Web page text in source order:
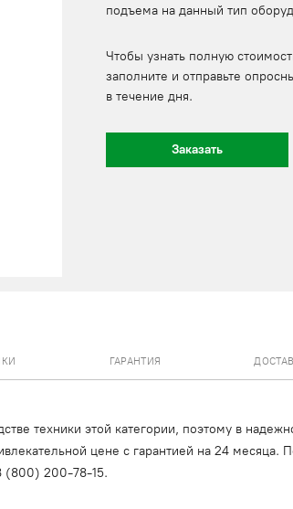
подъема на данный тип
Чтобы узнать полную
заполните и отправьте
в течение дня.
Заказать
ГАРАНТИЯ
техники этой категории, поэтому в
цене с гарантией на 24 месяца.
(800) 200-78-15.